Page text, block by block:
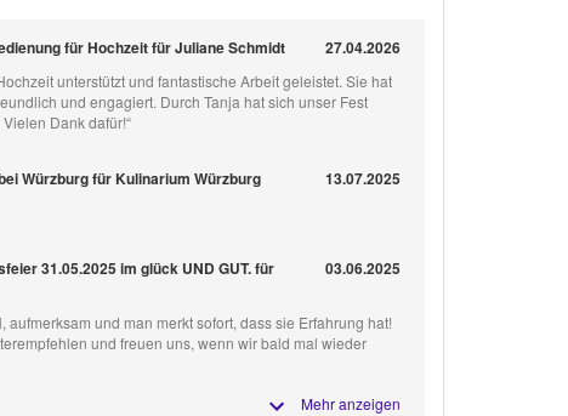
für Hochzeit für Juliane Schmidt 27.04.2026
unterstützt und fantastische Arbeit geleistet. Sie hat
und engagiert. Durch Tanja hat sich unser Fest
Dank dafür!“
Würzburg für Kulinarium Würzburg
13.07.2025
31.05.2025 im glück UND GUT. für
03.06.2025
aufmerksam und man merkt sofort, dass sie Erfahrung hat!
und freuen uns, wenn wir bald mal wieder
Mehr anzeigen